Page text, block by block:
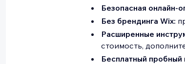
Безопасная онлайн-
Без брендинга Wix:
Расширенные
стоимость,
Бесплатный